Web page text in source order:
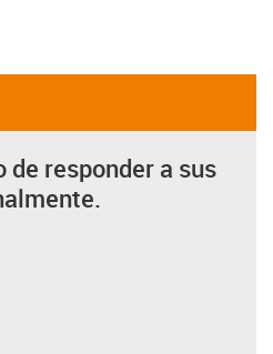
de responder a sus